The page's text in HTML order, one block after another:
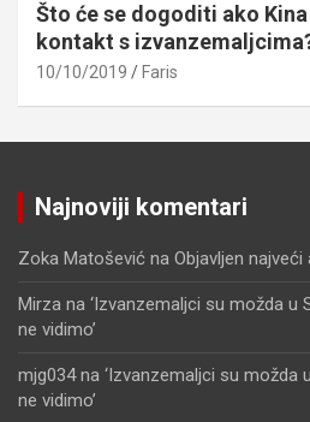
Što će se dogoditi ako
kontakt s
10/10/2019 Faris
Najnoviji komentari
Zoka Matošević na Objavljen
Mirza na ‘Izvanzemaljci su možda u
ne vidimo’
mjg034na ‘Izvanzemaljci su možda
ne vidimo’